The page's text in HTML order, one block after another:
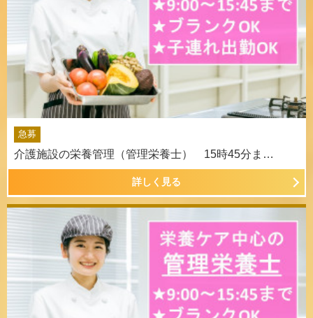
急募
介護施設の栄養管理（管理栄養士） 15時45分ま…
詳しく見る